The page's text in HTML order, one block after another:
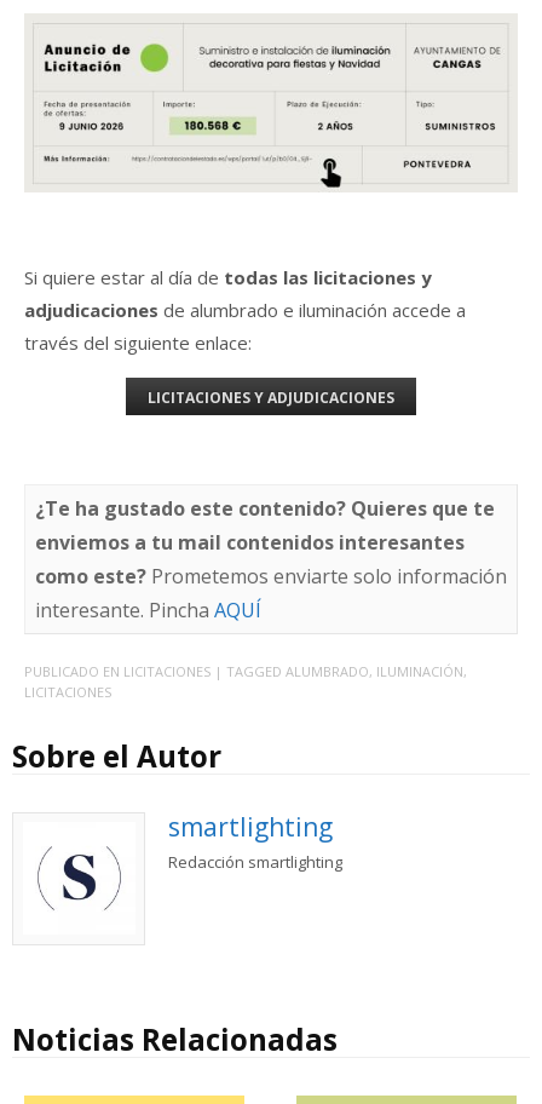
Si quiere estar al día de todas las licitaciones y
adjudicaciones de alumbrado e iluminación accede a
través del siguiente enlace:
LICITACIONES Y ADJUDICACIONES
¿Te ha gustado este contenido? Quieres que te
enviemos a tu mail contenidos interesantes
como este? Prometemos enviarte solo información
interesante. Pincha AQUÍ
PUBLICADO EN LICITACIONES | TAGGED ALUMBRADO, ILUMINACIÓN,
LICITACIONES
Sobre el Autor
smartlighting
Redacción smartlighting
Noticias Relacionadas